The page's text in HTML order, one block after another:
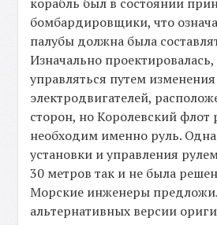
бомбардировщики, что
палубы должна была
Изначально
управляться путем
электродвигателей,
сторон, но Королевский флот
необходим именно руль.
установки и управления
30 метров так и не была
Морские инженеры
альтернативных версии